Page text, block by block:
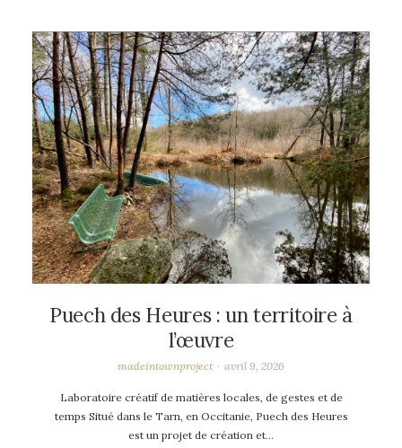
Puech des Heures : un territoire à
l’œuvre
madeintownproject avril 9, 2026
Laboratoire créatif de matières locales, de gestes et de
temps Situé dans le Tarn, en Occitanie, Puech des Heures
est un projet de création et…